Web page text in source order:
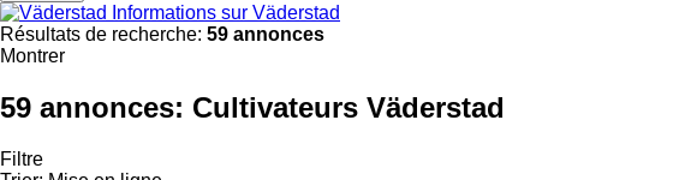
Informations sur Väderstad
Résultats de recherche: 59 annonces
Montrer
59 annonces: Cultivateurs Väderstad
Filtre